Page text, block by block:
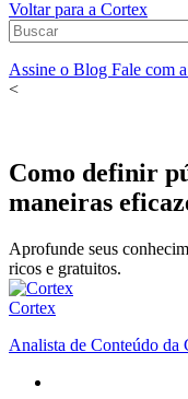
Voltar para a Cortex
Assine o Blog Fale com
<
Como definir
maneiras
Aprofunde seus
ricos e gratuitos.
Cortex
Analista de Conteúdo da